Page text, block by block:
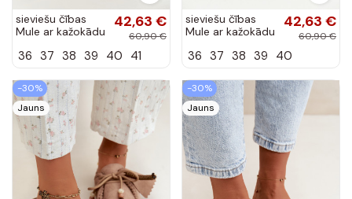
sieviešu čības
Mule ar kažokādu
Melia
42,63 €
60,90 €
36 37 38 39 40 41
sieviešu čības
Mule ar kažokādu
Melia
42,63 €
60,90 €
36 37 38 39 40
-30%
Jauns
-30%
Jauns